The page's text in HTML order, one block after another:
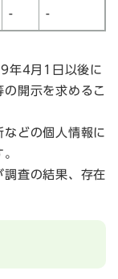
- -
年4月1日以後に
開示を求めるこ
などの個人情報に
調査の結果、存在